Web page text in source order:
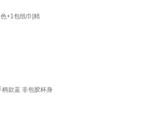
+1包纸巾[精
款蓝 非包胶杯身